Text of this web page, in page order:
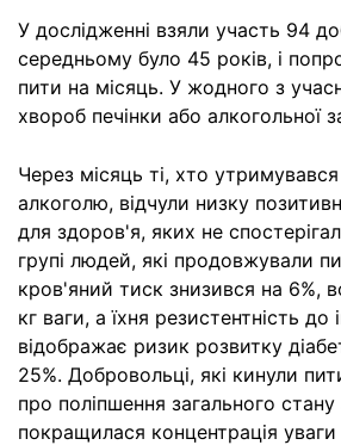
У дослідженні взяли участь 94
середньому було 45 років, і
пити на місяць. У жодного з
хвороб печінки або алкогольної
Через місяць ті, хто
алкоголю, відчули низку
для здоров'я, яких не
групі людей, які продовжували
кров'яний тиск знизився на 6%,
кг ваги, а їхня резистентність до
відображає ризик розвитку
25%. Добровольці, які кинули
про поліпшення загального
покращилася концентрація уваги